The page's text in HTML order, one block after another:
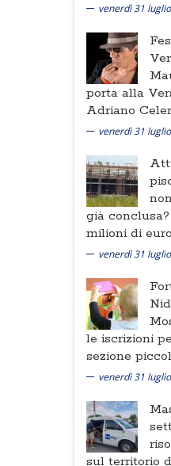
venerdì 31
porta alla
Adriano
venerdì 31
già
milioni di euro
venerdì 31
le iscrizioni
sezione
venerdì 31
sul territorio